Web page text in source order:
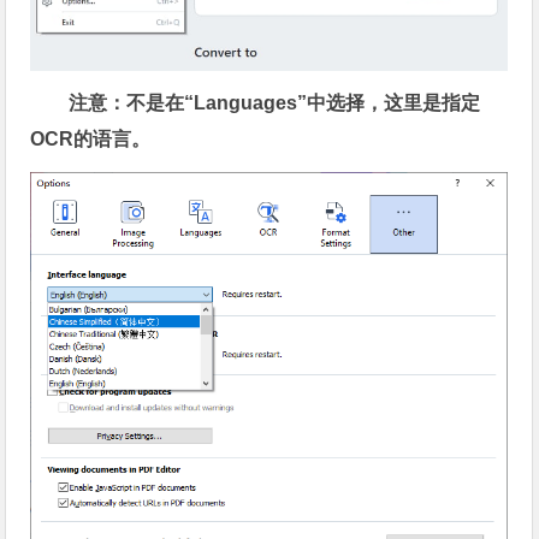
注意：不是在“Languages”中选择，这里是指定
OCR的语言。